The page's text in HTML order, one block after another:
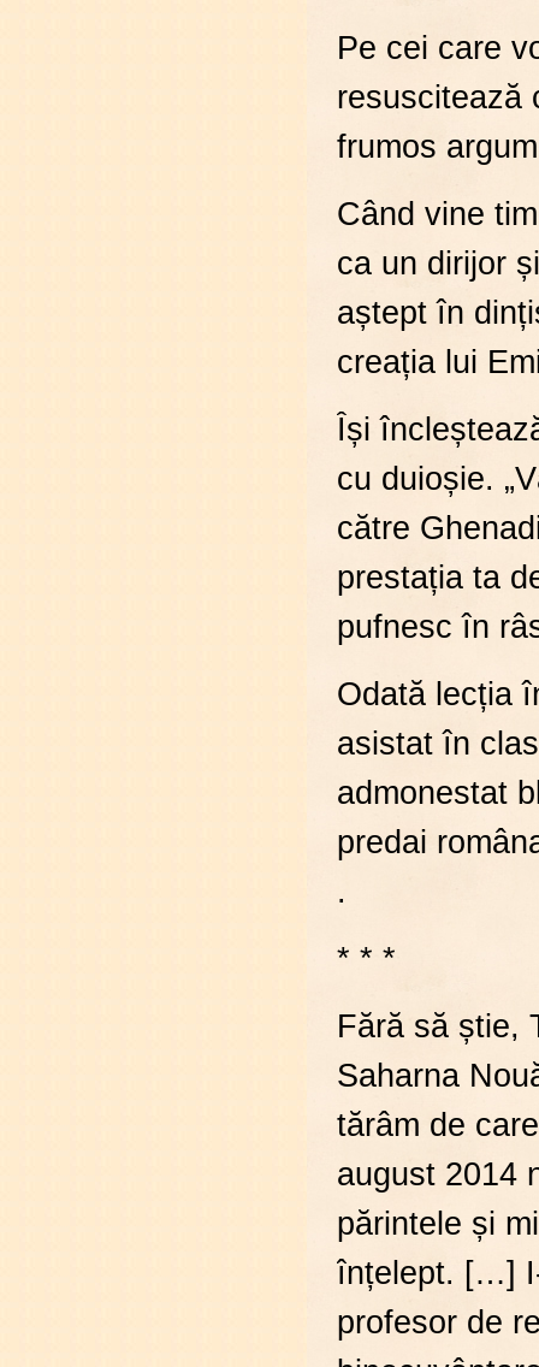
Pe cei care
resuscitează
frumos
Când vine
ca un dirijor
aștept în
creația lui
Își
cu duioșie.
către
prestația ta
pufnesc în
Odată lecția
asistat în
admonestat
predai
.
* * *
Fără să știe,
Saharna
tărâm de
august 2014
părintele și
înțelept. […]
profesor de